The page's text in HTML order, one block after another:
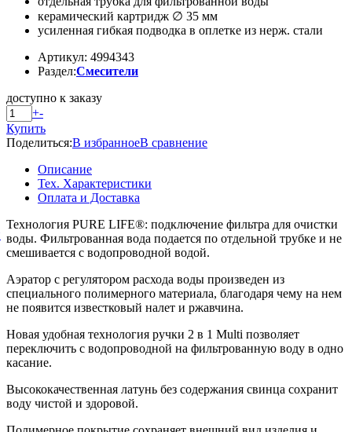
керамический картридж ∅ 35 мм
усиленная гибкая подводка в оплетке из нерж. стали
Артикул: 4994343
Раздел:Смесители
доступно к заказу
+-
Купить
Поделиться:В избранноеВ сравнение
Описание
Тех. Характеристики
Оплата и Доставка
Технология PURE LIFE®: подключение фильтра для очистки
воды. Фильтрованная вода подается по отдельной трубке и не
смешивается с водопроводной водой.
Аэратор с регулятором расхода воды произведен из
специального полимерного материала, благодаря чему на нем
не появится известковый налет и ржавчина.
Новая удобная технология ручки 2 в 1 Multi позволяет
переключить с водопроводной на фильтрованную воду в одно
касание.
Высококачественная латунь без содержания свинца сохранит
воду чистой и здоровой.